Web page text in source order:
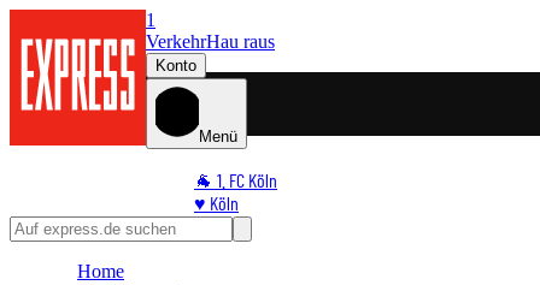
1
VerkehrHau raus
Konto
Menü
🐐 1. FC Köln
♥️ Köln
⭐ Promi
Home